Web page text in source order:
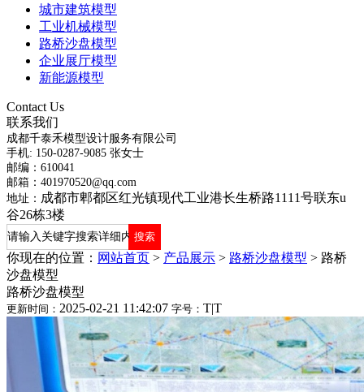
城市建筑模型
工业机械模型
路桥沙盘模型
企业展厅模型
新能源模型
Contact Us
联系我们
成都千泰禾模型设计服务有限公司
手机: 150-0287-9085 张女士
邮编：610041
邮箱：401970520@qq.com
地址： 成都市郫都区红光镇现代工业港长生桥路1111号联东u
谷26栋3楼
你现在的位置： 网站首页 > 产品展示 > 路桥沙盘模型 > 路桥
沙盘模型
路桥沙盘模型
更新时间： 2025-02-21 11:42:07 字号： T|T